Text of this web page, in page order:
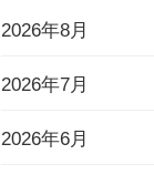
2026年8月
2026年7月
2026年6月